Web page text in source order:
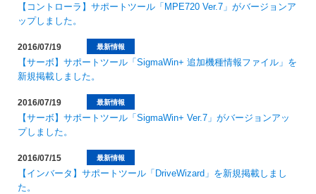
【コントローラ】サポートツール「MPE720 Ver.7」がバージョンア
ップしました。
最新情報
2016/07/19
【サーボ】サポートツール「SigmaWin+ 追加機種情報ファイル」を
新規掲載しました。
最新情報
2016/07/19
【サーボ】サポートツール「SigmaWin+ Ver.7」がバージョンアッ
プしました。
最新情報
2016/07/15
【インバータ】サポートツール「DriveWizard」を新規掲載しまし
た。